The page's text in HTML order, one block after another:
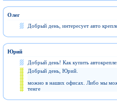
Олег
Добрый день, интересует авто
Юрий
Добрый день! Как купить
Добрый день, Юрий.
можно в наших офисах. Либо мы
тенге